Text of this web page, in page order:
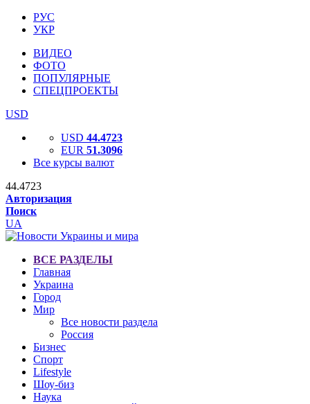
РУС
УКР
ВИДЕО
ФОТО
ПОПУЛЯРНЫЕ
СПЕЦПРОЕКТЫ
USD
USD 44.4723
EUR 51.3096
Все курсы валют
44.4723
Авторизация
Поиск
UA
ВСЕ РАЗДЕЛЫ
Главная
Украина
Город
Мир
Все новости раздела
Россия
Бизнес
Спорт
Lifestyle
Шоу-биз
Наука